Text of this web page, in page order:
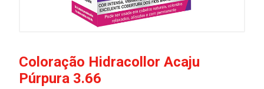
Coloração Hidracollor Acaju
Púrpura 3.66